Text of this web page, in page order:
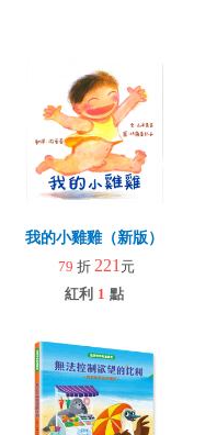
我的小雞雞（新版）
79 折 221 元
紅利 1 點